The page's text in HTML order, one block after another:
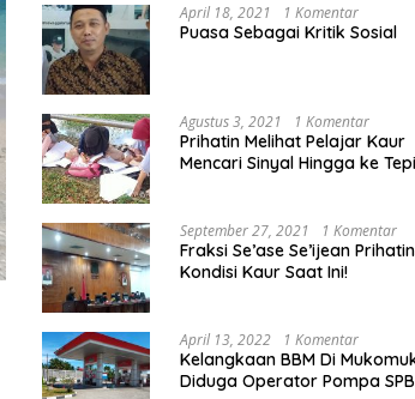
April 18, 2021 1 Komentar
Puasa Sebagai Kritik Sosial
Agustus 3, 2021 1 Komentar
Prihatin Melihat Pelajar Kaur
Mencari Sinyal Hingga ke
Segera Bertindak
September 27, 2021 1 Komentar
Fraksi Se’ase Se’ijean Prihatin
Kondisi Kaur Saat Ini!
April 13, 2022 1 Komentar
Kelangkaan BBM Di
Diduga Operator Pompa